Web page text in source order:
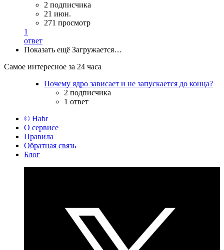
2 подписчика
21 июн.
271 просмотр
1
ответ
Показать ещё Загружается…
Самое интересное за 24 часа
Почему ядро зависает и не запускается до конца?
2 подписчика
1 ответ
© Habr
О сервисе
Правила
Обратная связь
Блог